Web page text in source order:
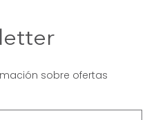
sobre ofertas